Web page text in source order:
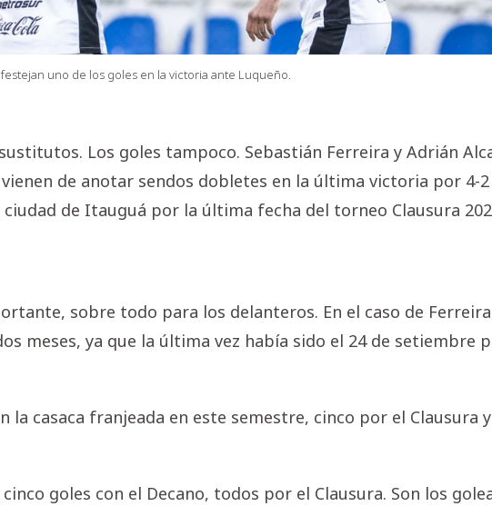
uno de los goles en la victoria ante Luqueño.
Los goles tampoco. Sebastián Ferreira y Adrián
de anotar sendos dobletes en la última victoria por 4-
de Itauguá por la última fecha del torneo Clausura
sobre todo para los delanteros. En el caso de
meses, ya que la última vez había sido el 24 de setiembre
la casaca franjeada en este semestre, cinco por el Clausura
goles con el Decano, todos por el Clausura. Son los